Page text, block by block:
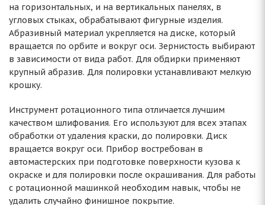
на горизонтальных, и на вертикальных панелях, в
угловых стыках, обрабатывают фигурные изделия.
Абразивный материал укрепляется на диске, который
вращается по орбите и вокруг оси. Зернистость выбирают
в зависимости от вида работ. Для обдирки применяют
крупный абразив. Для полировки устанавливают мелкую
крошку.
Инструмент ротационного типа отличается лучшим
качеством шлифования. Его используют для всех этапах
обработки от удаления краски, до полировки. Диск
вращается вокруг оси. Прибор востребован в
автомастерских при подготовке поверхности кузова к
окраске и для полировки после окрашивания. Для работы
с ротационной машинкой необходим навык, чтобы не
удалить случайно финишное покрытие.